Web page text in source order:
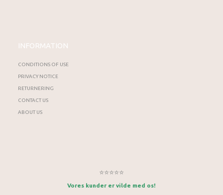
INFORMATION
CONDITIONS OF USE
PRIVACY NOTICE
RETURNERING
CONTACT US
ABOUT US
⭐⭐⭐⭐⭐
Vores kunder er vilde med os!